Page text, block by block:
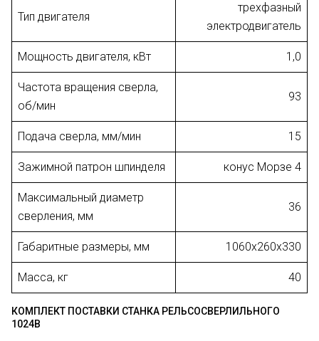
Тип двигателя
трехфазный
электродвигатель
Мощность двигателя, кВт 1,0
Частота вращения сверла,
об/мин
93
Подача сверла, мм/мин 15
Зажимной патрон шпинделя конус Морзе 4
Максимальный диаметр
сверления, мм
36
Габаритные размеры, мм 1060х260х330
Масса, кг 40
КОМПЛЕКТ ПОСТАВКИ СТАНКА РЕЛЬСОСВЕРЛИЛЬНОГО
1024В